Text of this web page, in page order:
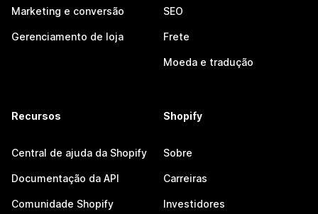
Marketing e conversão
Gerenciamento de loja
SEO
Frete
Moeda e tradução
Recursos
Central de ajuda da Shopify
Documentação da API
Comunidade Shopify
Shopify
Sobre
Carreiras
Investidores